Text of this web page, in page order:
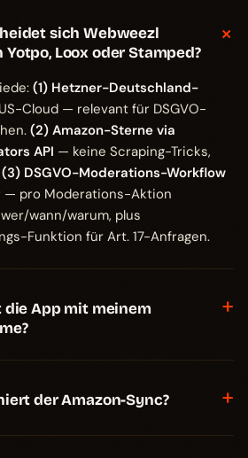
sich Webweezl
Yotpo, Loox oder Stamped?
+
(1) Hetzner-Deutschland-
Cloud — relevant für DSGVO-
(2) Amazon-Sterne via
API — keine Scraping-Tricks,
(3) DSGVO-Moderations-Workflow
— pro Moderations-Aktion
wann/warum, plus
Funktion für Art. 17-Anfragen.
App mit meinem
+
der Amazon-Sync? +